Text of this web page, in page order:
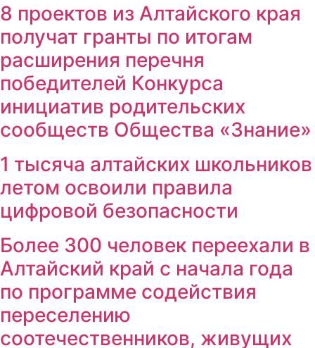
8 проектов из Алтайского края
получат гранты по итогам
расширения перечня
победителей Конкурса
инициатив родительских
сообществ Общества «Знание»
1 тысяча алтайских школьников
летом освоили правила
цифровой безопасности
Более 300 человек переехали в
Алтайский край с начала года
по программе содействия
переселению
соотечественников, живущих